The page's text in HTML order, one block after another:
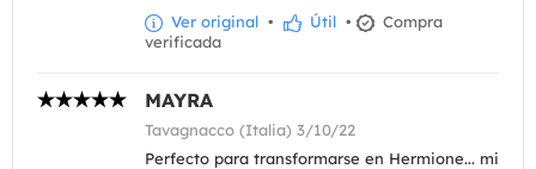
Ver original • Útil •
Compra
verificada
MAYRA
Tavagnacco (Italia) 3/10/22
Perfecto para transformarse en Hermione... mi